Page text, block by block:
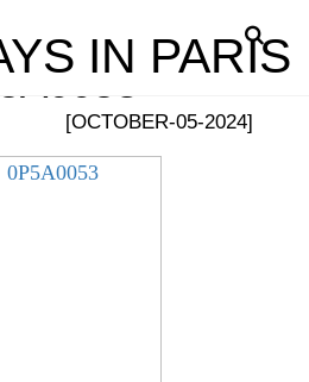
IN PARIS
[OCTOBER-05-2024]